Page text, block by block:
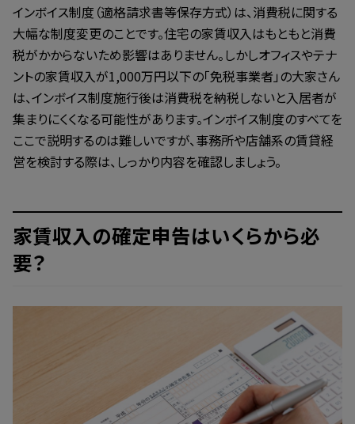
インボイス制度（適格請求書等保存方式）は、消費税に関する
大幅な制度変更のことです。住宅の家賃収入はもともと消費
税がかからないため影響はありません。しかしオフィスやテナ
ントの家賃収入が1,000万円以下の「免税事業者」の大家さん
は、インボイス制度施行後は消費税を納税しないと入居者が
集まりにくくなる可能性があります。インボイス制度のすべてを
ここで説明するのは難しいですが、事務所や店舗系の賃貸経
営を検討する際は、しっかり内容を確認しましょう。
家賃収入の確定申告はいくらから必
要？